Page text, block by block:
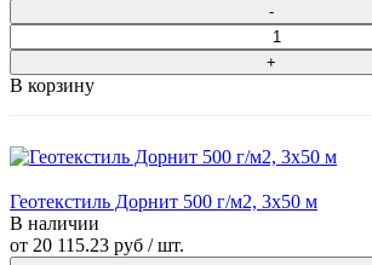
В корзину
Геотекстиль Дорнит 500 г/м2, 3х50 м
В наличии
от 20 115.23 руб / шт.